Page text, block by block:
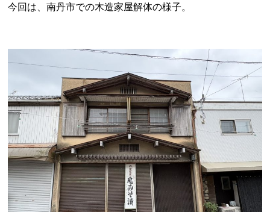
今回は、南丹市での木造家屋解体の様子。